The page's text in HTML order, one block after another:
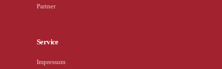
Partner
Service
Impressum